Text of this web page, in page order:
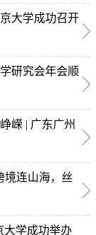
大学成功召开
研究会年会顺
嵘 | 广东广州
境连山海，丝
大学成功举办